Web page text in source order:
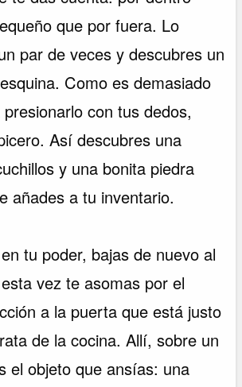
que por fuera. Lo
par de veces y descubres un
Como es demasiado
con tus dedos,
Así descubres una
y una bonita piedra
añades a tu inventario.
tu poder, bajas de nuevo al
vez te asomas por el
a la puerta que está justo
de la cocina. Allí, sobre un
el objeto que ansías: una